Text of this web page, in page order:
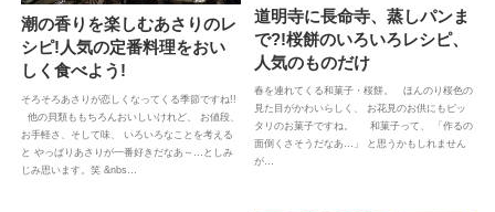
潮の香りを楽しむあさりのレ
シピ!人気の定番料理をおい
しく食べよう!
そろそろあさりが恋しくなってくる季節ですね!!
他の貝類ももちろんおいしいけれど、 お値段、
お手軽さ、そして味、 いろいろなことを考える
と やっぱりあさりが一番好きだなあ～…としみ
じみ思います。笑 &nbs…
道明寺に長命寺、蒸しパンま
で?!桜餅のいろいろレシピ、
人気のものだけ
春を連れてくる和菓子・桜餅。 ほんのり桜色の
見た目がかわいらしく、 お花見のお供にもピッ
タリのお菓子ですね。 和菓子って、 「作るの
面倒くさそうだなあ…」 と思うかもしれません
が…